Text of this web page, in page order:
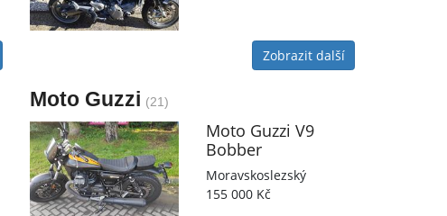
Zobrazit další
Moto Guzzi (21)
Moto Guzzi V9
Bobber
Moravskoslezský
155 000 Kč